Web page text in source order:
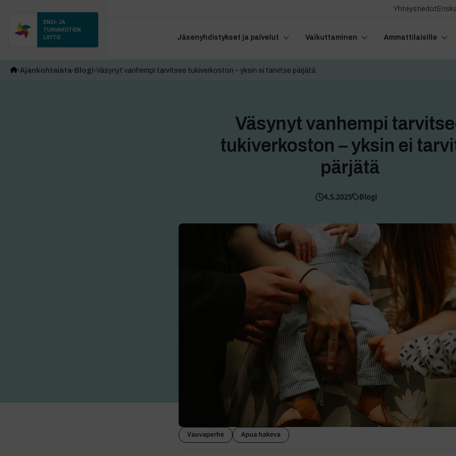
ENSI- JA
TURVAKOTIEN
LIITTO
Jäsenyhdistykset ja palvelut Vaikuttaminen Ammattilaisille
Yhteystiedot
Ajankohtaista Blogi Väsynyt vanhempi tarvitsee tukiverkoston – yksin ei tarvitse pärjätä
Väsynyt vanhempi
tukiverkoston – yksin ei
pärjätä
4.5.2025 Blogi
Vauvaperhe Apua hakeva